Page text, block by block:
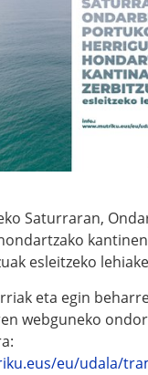
Saturraran,
esleitzeko
eta egin
webguneko
eu/udala/